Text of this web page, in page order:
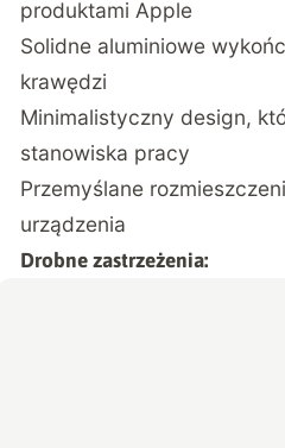
produktami Apple
Solidne aluminiowe
krawędzi
Minimalistyczny design,
stanowiska pracy
Przemyślane
urządzenia
Drobne zastrzeżenia: